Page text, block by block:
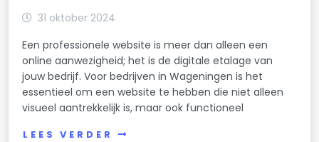
31 oktober 2024
Een professionele website is meer dan alleen een
online aanwezigheid; het is de digitale etalage van
jouw bedrijf. Voor bedrijven in Wageningen is het
essentieel om een website te hebben die niet alleen
visueel aantrekkelijk is, maar ook functioneel
LEES VERDER